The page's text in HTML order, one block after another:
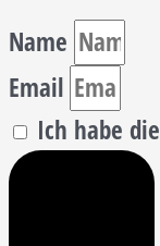
Name
Email
Ich habe die